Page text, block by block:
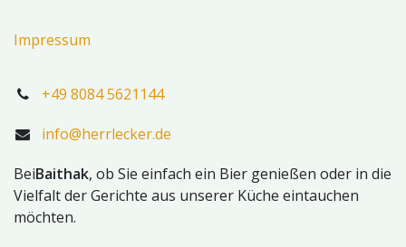
Impressum
+49 8084 5621144
info@herrlecker.de
BeiBaithak, ob Sie einfach ein Bier genießen oder in die
Vielfalt der Gerichte aus unserer Küche eintauchen
möchten.